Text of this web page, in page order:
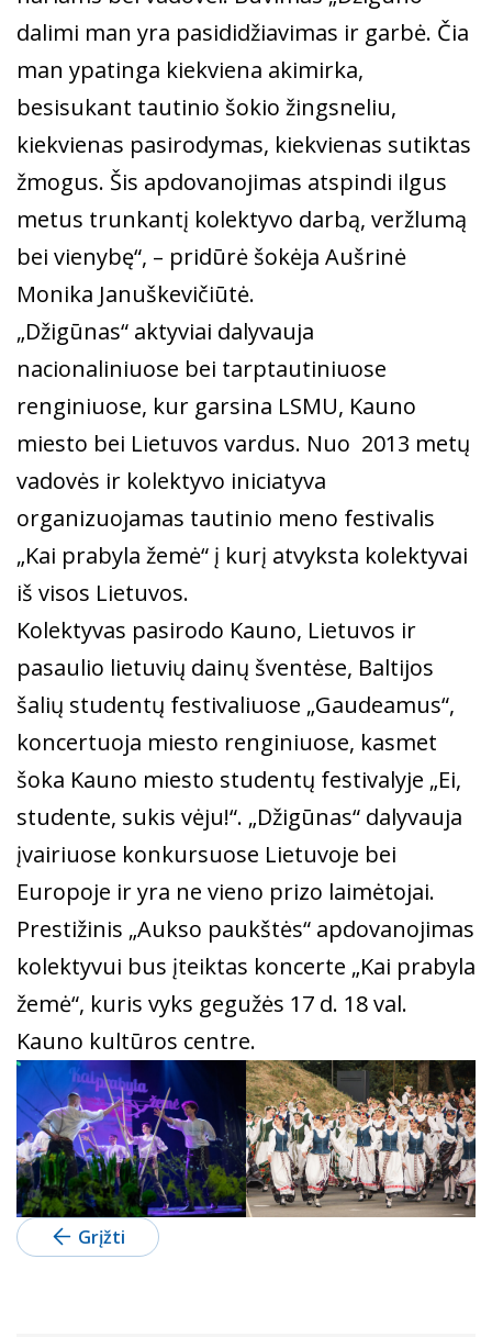
dalimi man yra pasididžiavimas ir garbė. Čia
man ypatinga kiekviena akimirka,
besisukant tautinio šokio žingsneliu,
kiekvienas pasirodymas, kiekvienas sutiktas
žmogus. Šis apdovanojimas atspindi ilgus
metus trunkantį kolektyvo darbą, veržlumą
bei vienybę“, – pridūrė šokėja Aušrinė
Monika Januškevičiūtė.
„Džigūnas“ aktyviai dalyvauja
nacionaliniuose bei tarptautiniuose
renginiuose, kur garsina LSMU, Kauno
miesto bei Lietuvos vardus. Nuo 2013 metų
vadovės ir kolektyvo iniciatyva
organizuojamas tautinio meno festivalis
„Kai prabyla žemė“ į kurį atvyksta kolektyvai
iš visos Lietuvos.
Kolektyvas pasirodo Kauno, Lietuvos ir
pasaulio lietuvių dainų šventėse, Baltijos
šalių studentų festivaliuose „Gaudeamus“,
koncertuoja miesto renginiuose, kasmet
šoka Kauno miesto studentų festivalyje „Ei,
studente, sukis vėju!“. „Džigūnas“ dalyvauja
įvairiuose konkursuose Lietuvoje bei
Europoje ir yra ne vieno prizo laimėtojai.
Prestižinis „Aukso paukštės“ apdovanojimas
kolektyvui bus įteiktas koncerte „Kai prabyla
žemė“, kuris vyks gegužės 17 d. 18 val.
Kauno kultūros centre.
Grįžti